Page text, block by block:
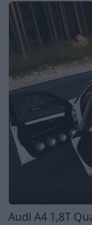
Audi A4 1,8T